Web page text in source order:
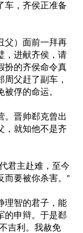
车，齐侯正准备
父）面前一拜再
，进献齐侯，请
扮的齐侯命令真
父赶了副车，
俘的命运。
。晋帅郄克曾出
，就知他不是齐
君主赴难，至今
而要被你杀害。”
理智的君子，能
的申辩。于是郄
吉利。我赦免